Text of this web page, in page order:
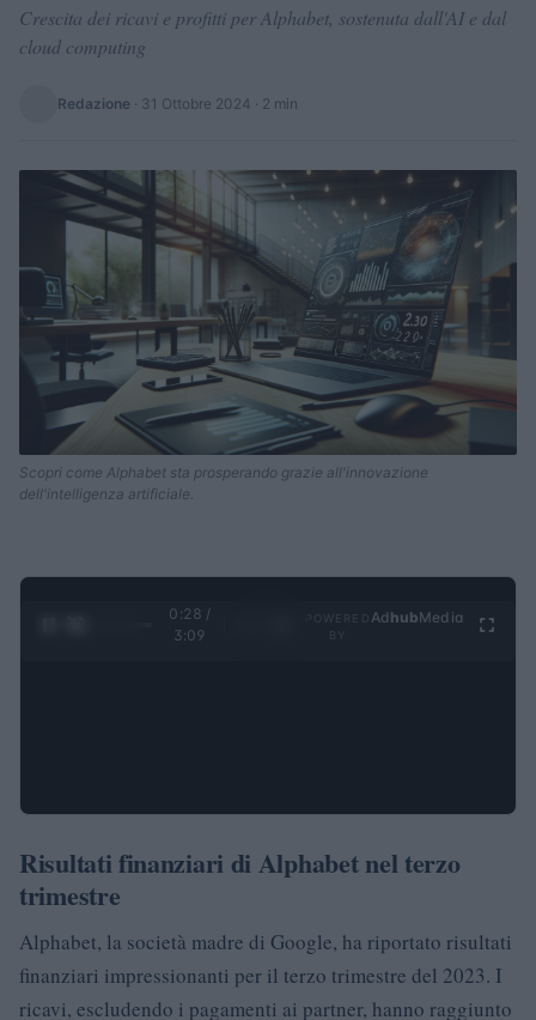
Crescita dei ricavi e profitti per Alphabet, sostenuta dall'AI e dal
cloud computing
Redazione · 31 Ottobre 2024 · 2 min
Scopri come Alphabet sta prosperando grazie all'innovazione
dell'intelligenza artificiale.
0:29 /
3:09
Ad hubMedia
Risultati finanziari di Alphabet nel terzo
trimestre
Alphabet, la società madre di Google, ha riportato risultati
finanziari impressionanti per il terzo trimestre del 2023. I
ricavi, escludendo i pagamenti ai partner, hanno raggiunto